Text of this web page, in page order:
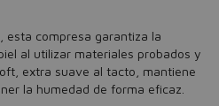
esta compresa garantiza la
al utilizar materiales probados y
extra suave al tacto, mantiene
la humedad de forma eficaz.